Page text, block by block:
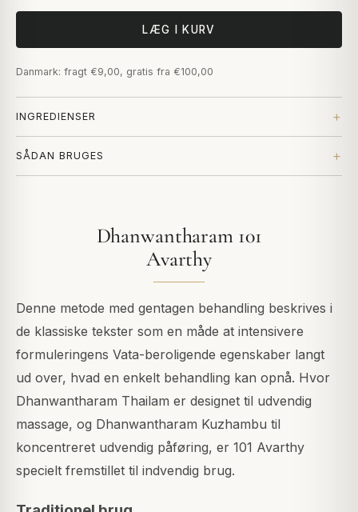
LÆG I KURV
Danmark: fragt €9,00, gratis fra €100,00
INGREDIENSER
SÅDAN BRUGES
Dhanwantharam 101
Avarthy
Denne metode med gentagen behandling beskrives i
de klassiske tekster som en måde at intensivere
formuleringens Vata-beroligende egenskaber langt
ud over, hvad en enkelt behandling kan opnå. Hvor
Dhanwantharam Thailam er designet til udvendig
massage, og Dhanwantharam Kuzhambu til
koncentreret udvendig påføring, er 101 Avarthy
specielt fremstillet til indvendig brug.